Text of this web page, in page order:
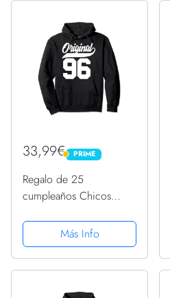
33,99€ PRIME
PRIME
Regalo de 25
cumpleaños Chicos
1996 Sudadera con
Capucha
Más Info